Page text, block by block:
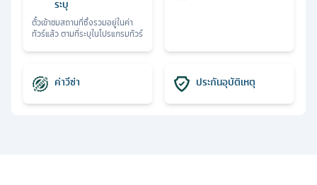
ระบุ
ตั๋วเข้าชมสถานที่ซึ่งรวมอยู่ในค่า
ทัวร์แล้ว ตามที่ระบุในโปรแกรมทัวร์
ค่าวีซ่า ประกันอุบัติเหตุ